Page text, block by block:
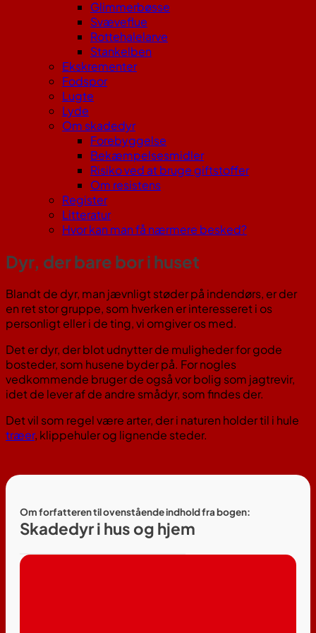
Glimmerbøsse
Svæveflue
Rottehalelarve
Stankelben
Ekskrementer
Fodspor
Lugte
Lyde
Om skadedyr
Forebyggelse
Bekæmpelsesmidler
Risiko ved at bruge giftstoffer
Om resistens
Register
Litteratur
Hvor kan man få nærmere besked?
Dyr, der bare bor i huset
Blandt de dyr, man jævnligt støder på indendørs, er der
en ret stor gruppe, som hverken er interesseret i os
personligt eller i de ting, vi omgiver os med.
Det er dyr, der blot udnytter de muligheder for gode
bosteder, som husene byder på. For nogles
vedkommende bruger de også vor bolig som jagtrevir,
idet de lever af de andre smådyr, som findes der.
Det vil som regel være arter, der i naturen holder til i hule
træer, klippehuler og lignende steder.
Om forfatteren til ovenstående indhold fra bogen:
Skadedyr i hus og hjem